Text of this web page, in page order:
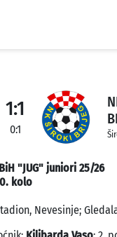
1:1
0:1
"JUG" juniori 25/26
kolo
Nevesinje;